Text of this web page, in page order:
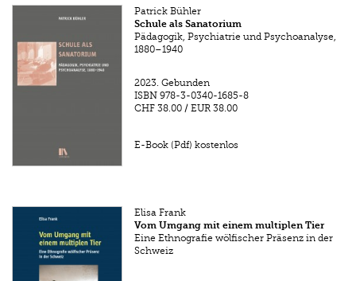
Patrick Bühler
Schule als Sanatorium
Pädagogik, Psychiatrie und Psychoanalyse,
1880–1940
2023. Gebunden
ISBN 978-3-0340-1685-8
CHF 38.00 /EUR 38.00
E-Book (Pdf) kostenlos
Elisa Frank
Vom Umgang mit einem multiplen Tier
Eine Ethnografie wölfischer Präsenz in der
Schweiz